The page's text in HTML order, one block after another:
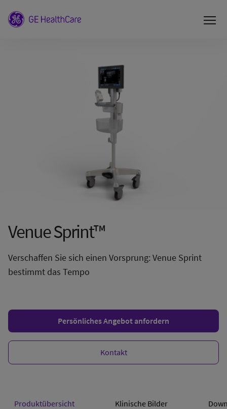
Venue Sprint™
Verschaffen Sie sich einen Vorsprung: Venue Sprint
bestimmt das Tempo
Persönliches Angebot anfordern
Kontakt
Produktübersicht Klinische Bilder